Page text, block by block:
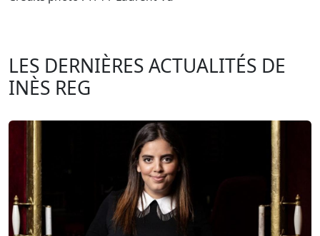
LES DERNIÈRES ACTUALITÉS DE
INÈS REG